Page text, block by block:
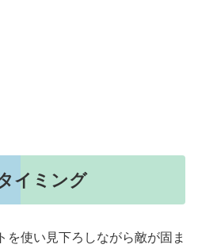
イミング
を使い見下ろしながら敵が固ま